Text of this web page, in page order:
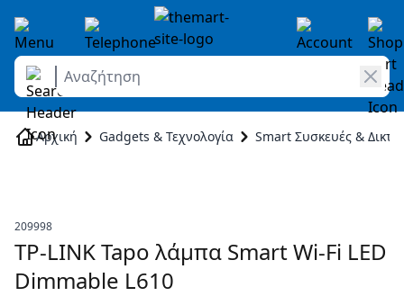
Skip to Content
Αναζήτηση
Αρχική Gadgets & Τεχνολογία Smart Συσκευές &
209998
TP-LINK Tapo λάμπα Smart Wi-Fi LED
Dimmable L610